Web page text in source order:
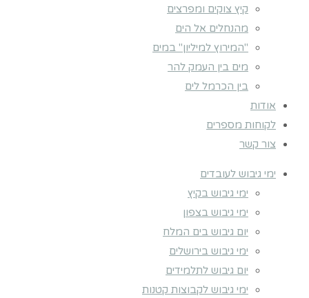
קיץ צוקים ומפרצים
מהנחלים אל הים
"המירוץ למיליון" במים
מים בין העמק להר
בין הכרמל לים
אודות
לקוחות מספרים
צור קשר
ימי גיבוש לעובדים
ימי גיבוש בקיץ
ימי גיבוש בצפון
יום גיבוש בים המלח
ימי גיבוש בירושלים
יום גיבוש לתלמידים
ימי גיבוש לקבוצות קטנות